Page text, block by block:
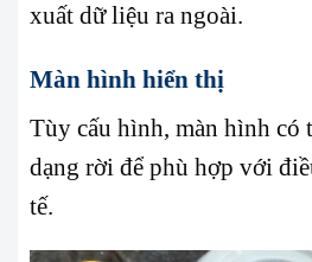
xuất dữ liệu ra ngoài.
Màn hình hiển thị
Tùy cấu hình, màn hình có
dạng rời để phù hợp với
tế.